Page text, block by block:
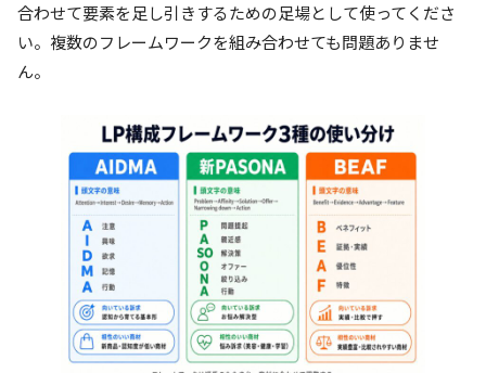
合わせて要素を足し引きするための足場として使ってくださ
い。複数のフレームワークを組み合わせても問題ありませ
ん。